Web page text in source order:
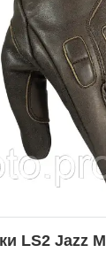
LS2 Jazz